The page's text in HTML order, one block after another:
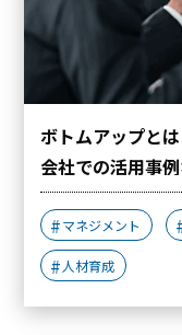
ボトムアップと
会社での活用事
マネジメント
人材育成